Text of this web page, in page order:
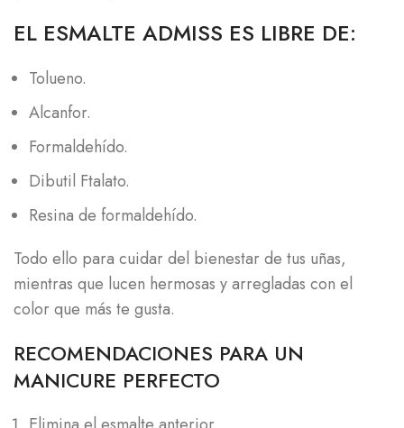
EL ESMALTE ADMISS ES LIBRE DE:
Tolueno.
Alcanfor.
Formaldehído.
Dibutil Ftalato.
Resina de formaldehído.
Todo ello para cuidar del bienestar de tus uñas,
mientras que lucen hermosas y arregladas con el
color que más te gusta.
RECOMENDACIONES PARA UN
MANICURE PERFECTO